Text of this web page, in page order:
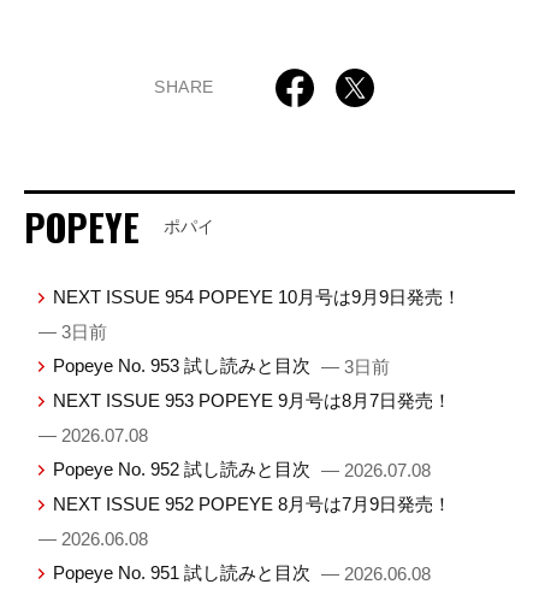
SHARE
POPEYE ポパイ
NEXT ISSUE 954 POPEYE 10月号は9月9日発売！
— 3日前
Popeye No. 953 試し読みと目次 — 3日前
NEXT ISSUE 953 POPEYE 9月号は8月7日発売！
— 2026.07.08
Popeye No. 952 試し読みと目次 — 2026.07.08
NEXT ISSUE 952 POPEYE 8月号は7月9日発売！
— 2026.06.08
Popeye No. 951 試し読みと目次 — 2026.06.08